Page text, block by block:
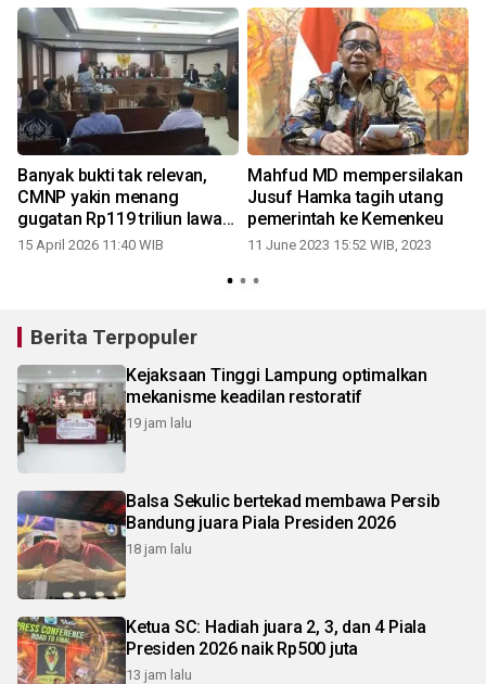
Banyak bukti tak relevan,
CMNP yakin menang
gugatan Rp119 triliun lawan
Hary Tanoe
15 April 2026 11:40 WIB
Mahfud MD mempersilakan
Jusuf Hamka tagih utang
pemerintah ke Kemenkeu
11 June 2023 15:52 WIB, 2023
Berita Terpopuler
Kejaksaan Tinggi Lampung optimalkan
mekanisme keadilan restoratif
19 jam lalu
Balsa Sekulic bertekad membawa Persib
Bandung juara Piala Presiden 2026
18 jam lalu
Ketua SC: Hadiah juara 2, 3, dan 4 Piala
Presiden 2026 naik Rp500 juta
13 jam lalu